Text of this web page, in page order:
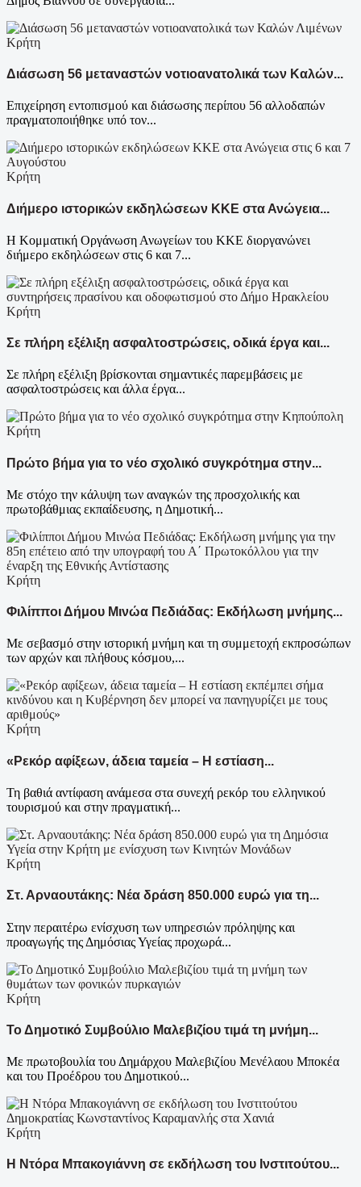
Κρήτη
Διάσωση 56 μεταναστών νοτιοανατολικά των Καλών...
Επιχείρηση εντοπισμού και διάσωσης περίπου 56 αλλοδαπών
πραγματοποιήθηκε υπό τον...
Κρήτη
Διήμερο ιστορικών εκδηλώσεων ΚΚΕ στα Ανώγεια...
Η Κομματική Οργάνωση Ανωγείων του ΚΚΕ διοργανώνει
διήμερο εκδηλώσεων στις 6 και 7...
Κρήτη
Σε πλήρη εξέλιξη ασφαλτοστρώσεις, οδικά έργα και...
Σε πλήρη εξέλιξη βρίσκονται σημαντικές παρεμβάσεις με
ασφαλτοστρώσεις και άλλα έργα...
Κρήτη
Πρώτο βήμα για το νέο σχολικό συγκρότημα στην...
Με στόχο την κάλυψη των αναγκών της προσχολικής και
πρωτοβάθμιας εκπαίδευσης, η Δημοτική...
Κρήτη
Φιλίπποι Δήμου Μινώα Πεδιάδας: Εκδήλωση μνήμης...
Με σεβασμό στην ιστορική μνήμη και τη συμμετοχή εκπροσώπων
των αρχών και πλήθους κόσμου,...
Κρήτη
«Ρεκόρ αφίξεων, άδεια ταμεία – Η εστίαση...
Τη βαθιά αντίφαση ανάμεσα στα συνεχή ρεκόρ του ελληνικού
τουρισμού και στην πραγματική...
Κρήτη
Στ. Αρναουτάκης: Νέα δράση 850.000 ευρώ για τη...
Στην περαιτέρω ενίσχυση των υπηρεσιών πρόληψης και
προαγωγής της Δημόσιας Υγείας προχωρά...
Κρήτη
Το Δημοτικό Συμβούλιο Μαλεβιζίου τιμά τη μνήμη...
Με πρωτοβουλία του Δημάρχου Μαλεβιζίου Μενέλαου Μποκέα
και του Προέδρου του Δημοτικού...
Κρήτη
Η Ντόρα Μπακογιάννη σε εκδήλωση του Ινστιτούτου...